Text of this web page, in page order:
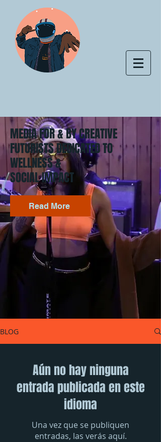
MEDIA FOR & BY CREATIVE
FUTURISTS DEDICATED TO
WELLNESS &
SOCIAL IMPACT
Read More
BLOG
Aún no hay ninguna
entrada publicada en este
idioma
Una vez que se publiquen
entradas, las verás aquí.